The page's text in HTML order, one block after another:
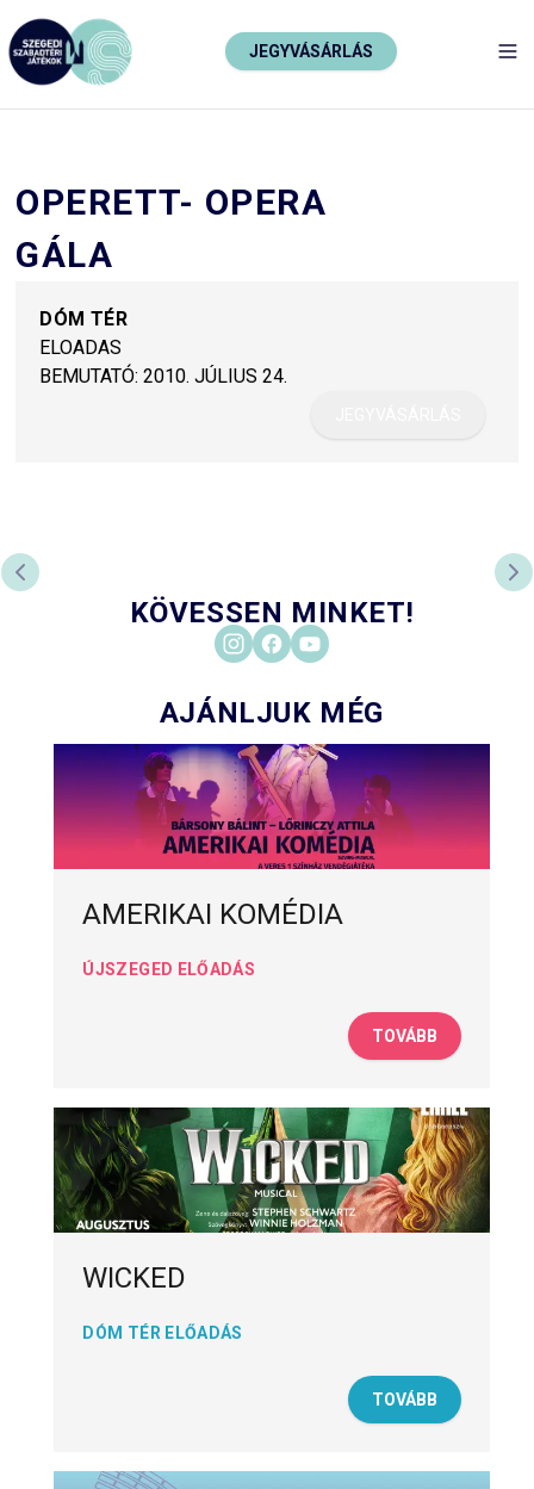
JEGYVÁSÁRLÁS
OPERETT- OPERA
GÁLA
DÓM TÉR
ELOADAS
BEMUTATÓ: 2010. JÚLIUS 24.
ELŐZŐ DIA
KÖVESSEN MINKET!
AJÁNLJUK MÉG
AMERIKAI KOMÉDIA
ÚJSZEGED ELŐADÁS
TOVÁBB
WICKED
DÓM TÉR ELŐADÁS
TOVÁBB